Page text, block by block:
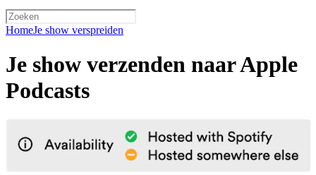
HomeJe show verspreiden
Je show verzenden naar Apple
Podcasts